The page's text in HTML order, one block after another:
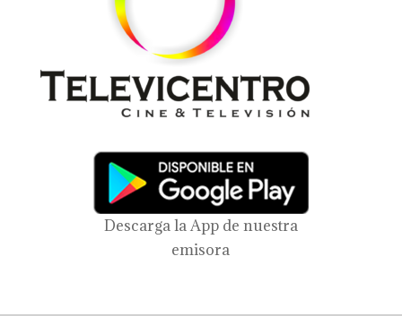
Descarga la App de nuestra
emisora